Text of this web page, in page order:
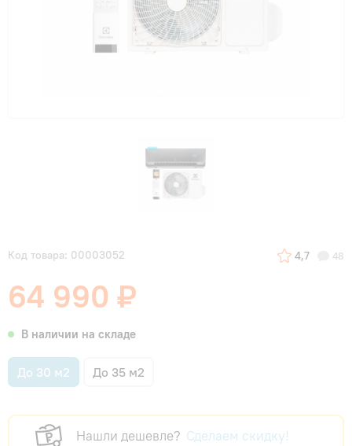
Код товара: 00003052 4,7 48
64 990 ₽
В наличии на складе
До 30 м2 До 35 м2
Нашли дешевле? Сделаем скидку!